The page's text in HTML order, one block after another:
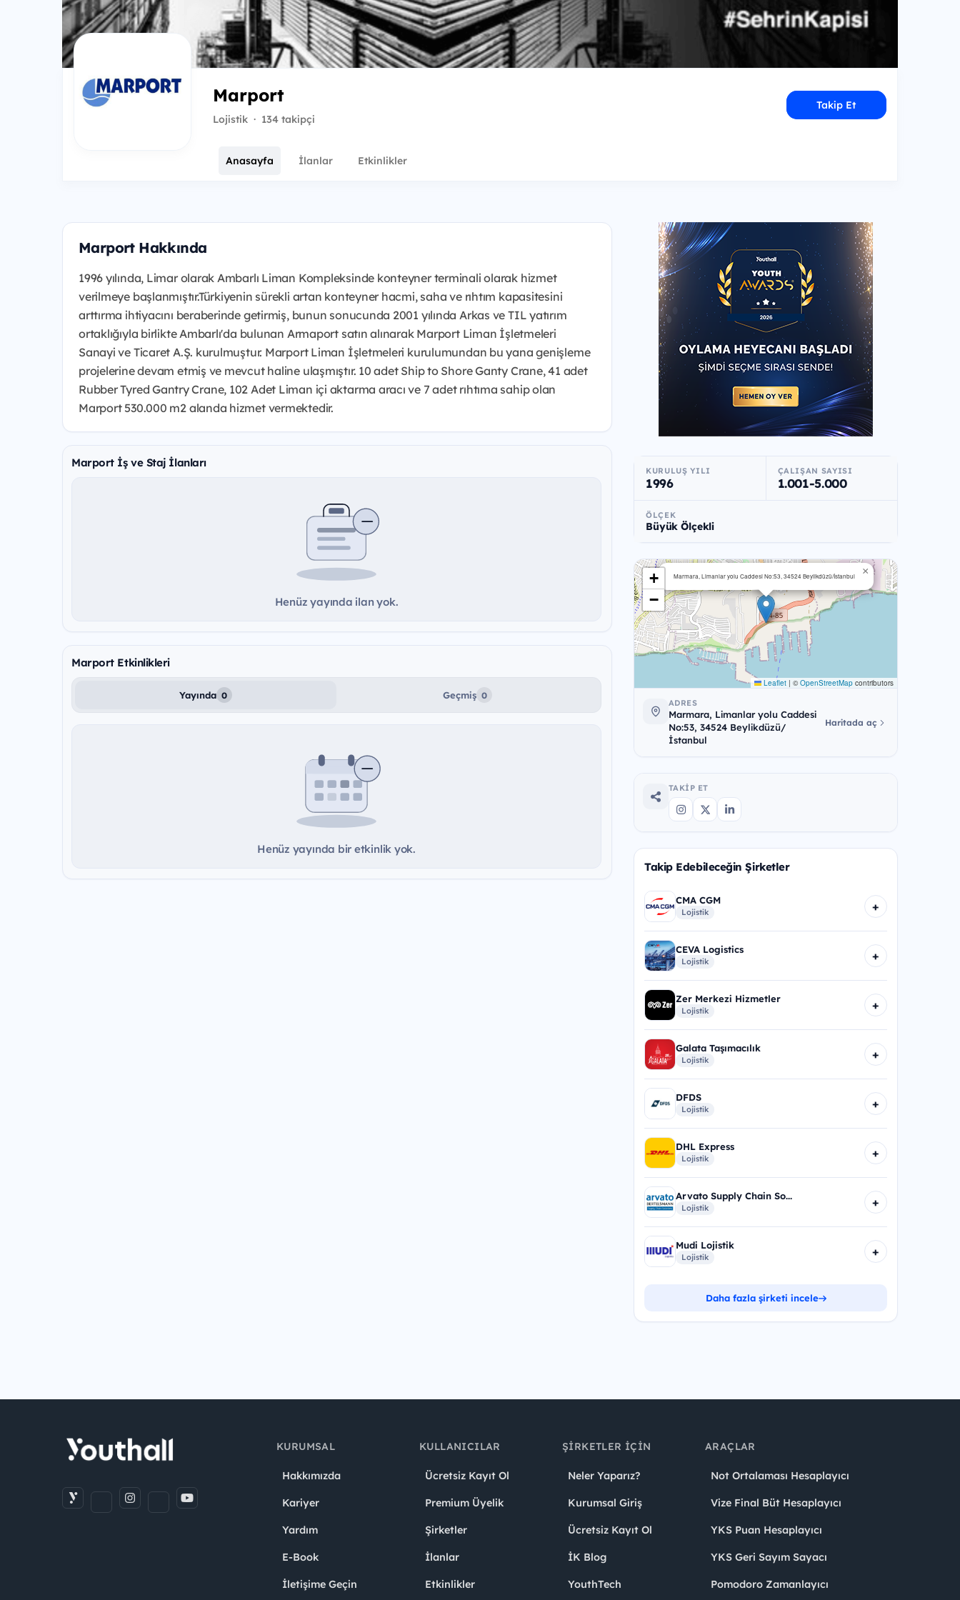
Marport
Lojistik · 134 takipçi
Takip Et
Anasayfa İlanlar Etkinlikler
Marport Hakkında
1996 yılında, Limar olarak Ambarlı Liman Kompleksinde konteyner terminali olarak hizmet
verilmeye başlanmıştır.Türkiyenin sürekli artan konteyner hacmi, saha ve rıhtım kapasitesini
arttırma ihtiyacını beraberinde getirmiş, bunun sonucunda 2001 yılında Arkas ve TIL yatırım
ortaklığıyla birlikte Ambarlı'da bulunan Armaport satın alınarak Marport Liman İşletmeleri
Sanayi ve Ticaret A.Ş. kurulmuştur. Marport Liman İşletmeleri kurulumundan bu yana genişleme
projelerine devam etmiş ve mevcut haline ulaşmıştır. 10 adet Ship to Shore Ganty Crane, 41 adet
Rubber Tyred Gantry Crane, 102 Adet Liman içi aktarma aracı ve 7 adet rıhtıma sahip olan
Marport 530.000 m2 alanda hizmet vermektedir.
Marport İş ve Staj İlanları
Henüz yayında ilan yok.
Marport Etkinlikleri
Yayında 0 Geçmiş 0
Henüz yayında bir etkinlik yok.
KURULUŞ YILI
1996
ÇALIŞAN SAYISI
1.001-5.000
ÖLÇEK
Büyük Ölçekli
Marmara, Limanlar yolu Caddesi No:53, 34524 Beylikdüzü/İstanbul ×
+
−
Leaflet | © OpenStreetMap contributors
ADRES
Marmara, Limanlar yolu Caddesi
No:53, 34524 Beylikdüzü/
İstanbul
Haritada aç
TAKIP ET
Takip Edebileceğin Şirketler
CMA CGM
Lojistik +
CEVA Logistics
Lojistik +
Zer Merkezi Hizmetler
Lojistik +
Galata Taşımacılık
Lojistik +
DFDS
Lojistik +
DHL Express
Lojistik +
Arvato Supply Chain So...
Lojistik +
Mudi Lojistik
Lojistik +
Daha fazla şirketi incele
KURUMSAL
Hakkımızda
Kariyer
Yardım
E-Book
İletişime Geçin
KULLANICILAR
Ücretsiz Kayıt Ol
Premium Üyelik
Şirketler
İlanlar
Etkinlikler
ŞIRKETLER İÇIN
Neler Yaparız?
Kurumsal Giriş
Ücretsiz Kayıt Ol
İK Blog
YouthTech
ARAÇLAR
Not Ortalaması Hesaplayıcı
Vize Final Büt Hesaplayıcı
YKS Puan Hesaplayıcı
YKS Geri Sayım Sayacı
Pomodoro Zamanlayıcı